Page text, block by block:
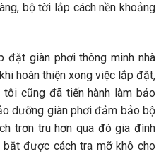
bộ tời lắp cách nền khoảng
đặt giàn phơi thông minh nhà
hoàn thiện xong việc lắp đặt,
cũng đã tiến hành làm bảo
dưỡng giàn phơi đảm bảo bộ
trơn tru hơn qua đó gia đình
được cách tra mỡ khô cho